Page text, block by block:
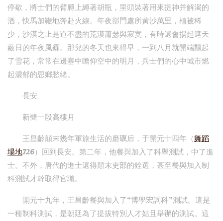
停歇，將士們的臂膊上縛著胡瓶，里頭裝著用來提神并解渴的
酒，快馬加鞭地奔赴火線。年夜部門處所黃沙萬里，植被稀
少，沙漠之上是道不盡的荒漠蕭瑟與寂寞，有時還會揚起遮天
蔽日的年夜風霾。那兒的冬天也來得早，一到八月就開端飄起
了雪花，常常在邊塞中瞻仰空中的明月，兵士們的心中城市燃
起濃郁的思鄉愁緒。
長安
新聲一段高樓月
王昌齡顛末幾年軍旅生活的磨礪后，于開元十四年（舞蹈
場地726）回到長安。第二年，他餐與加入了科舉測試，中了進
士。不外，唐代的進士還得顛末吏部的銓選，甚至餐與加入制
科測試才幹取得官職。
開元十九年，王昌齡餐與加入了“博學宏詞科”測試。這是
一種制科測試，是朝廷為了提拔特別人才姑且舉辦的測試。這